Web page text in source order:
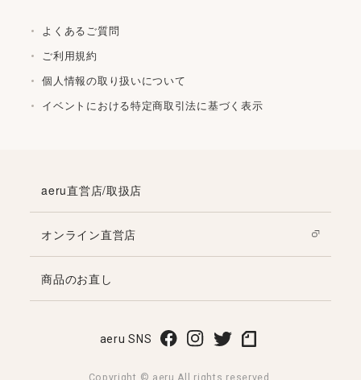
よくあるご質問
ご利用規約
個人情報の取り扱いについて
イベントにおける特定商取引法に基づく表示
aeru直営店/取扱店
オンライン直営店
商品のお直し
aeru SNS
Copyright © aeru All rights reserved.